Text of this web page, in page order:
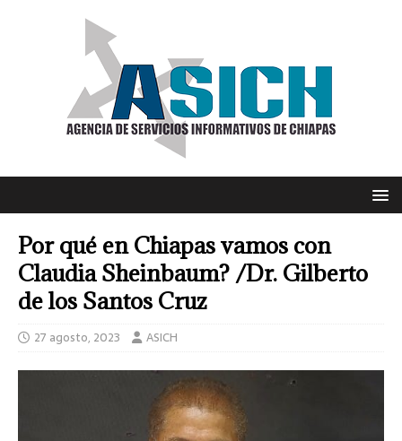
Por qué en Chiapas vamos con
Claudia Sheinbaum? /Dr. Gilberto
de los Santos Cruz
27 agosto, 2023 ASICH